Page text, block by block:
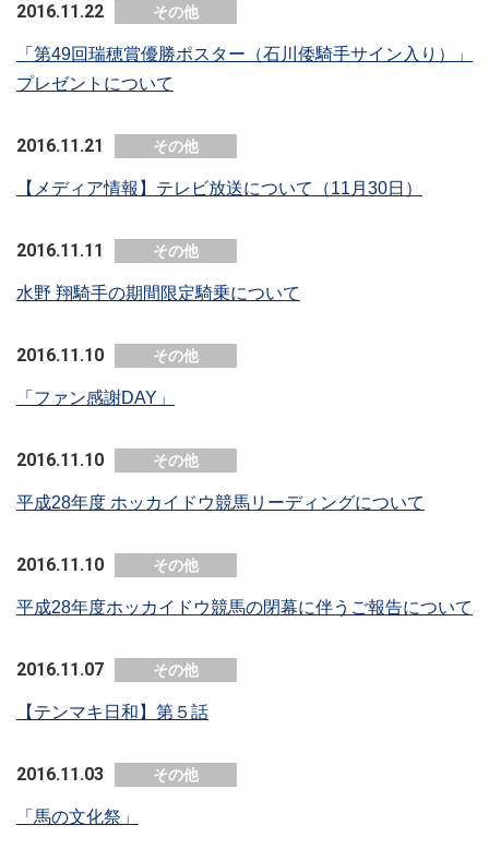
2016.11.22 その他
「第49回瑞穂賞優勝ポスター（石川倭騎手サイン入り）」
プレゼントについて
2016.11.21 その他
【メディア情報】テレビ放送について（11月30日）
2016.11.11 その他
水野 翔騎手の期間限定騎乗について
2016.11.10 その他
「ファン感謝DAY」
2016.11.10 その他
平成28年度 ホッカイドウ競馬リーディングについて
2016.11.10 その他
平成28年度ホッカイドウ競馬の閉幕に伴うご報告について
2016.11.07 その他
【テンマキ日和】第５話
2016.11.03 その他
「馬の文化祭」